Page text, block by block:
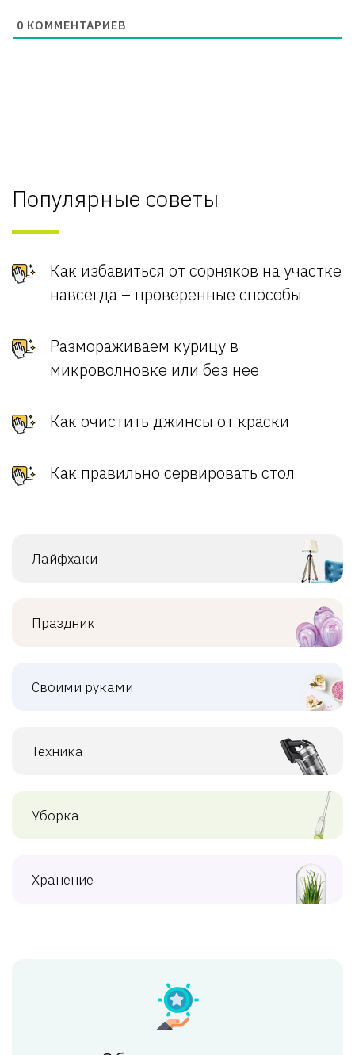
0 КОММЕНТАРИЕВ
Популярные советы
Как избавиться от сорняков на участке
навсегда – проверенные способы
Размораживаем курицу в
микроволновке или без нее
Как очистить джинсы от краски
Как правильно сервировать стол
Лайфхаки
Праздник
Своими руками
Техника
Уборка
Хранение